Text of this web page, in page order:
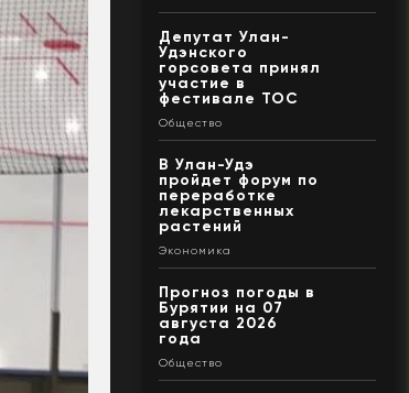
Депутат Улан-
Удэнского
горсовета принял
участие в
фестивале ТОС
Общество
В Улан-Удэ
пройдет форум по
переработке
лекарственных
растений
Экономика
Прогноз погоды в
Бурятии на 07
августа 2026
года
Общество